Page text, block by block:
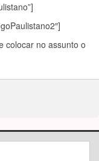
colocar no assunto o